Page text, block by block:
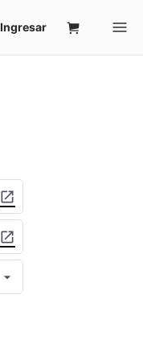
open_in_new
open_in_new
arrow_drop_down